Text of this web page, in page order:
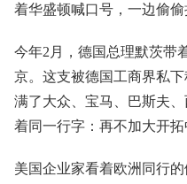
着华盛顿喊口号，一边偷
今年2月，德国总理默茨带
京。这支被德国工商界私
满了大众、宝马、巴斯夫
着同一行字：再不加大开
美国企业家看着欧洲同行